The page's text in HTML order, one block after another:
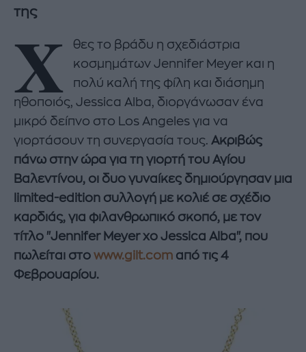
της
Χ
θες το βράδυ η σχεδιάστρια
κοσμημάτων Jennifer Meyer και η
πολύ καλή της φίλη και διάσημη
ηθοποιός, Jessica Alba, διοργάνωσαν ένα
μικρό δείπνο στο Los Angeles για να
γιορτάσουν τη συνεργασία τους. Ακριβώς
πάνω στην ώρα για τη γιορτή του Αγίου
Βαλεντίνου, οι δυο γυναίκες δημιούργησαν μια
limited-edition συλλογή με κολιέ σε σχέδιο
καρδιάς, για φιλανθρωπικό σκοπό, με τον
τίτλο "Jennifer Meyer xo Jessica Alba", που
πωλείται στο www.gilt.com από τις 4
Φεβρουαρίου.